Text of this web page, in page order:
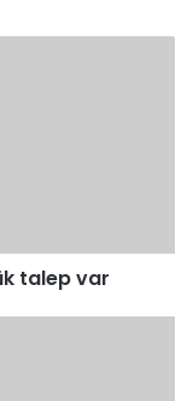
talep var